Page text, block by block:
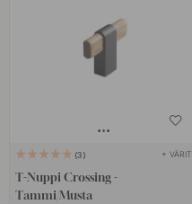
3 + VÄRIT
T-Nuppi Crossing -
Tammi/Musta